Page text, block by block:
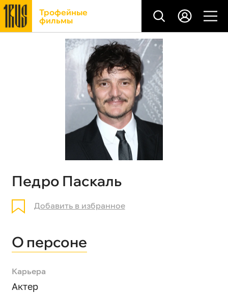
Трофейные
фильмы
Педро Паскаль
Добавить в избранное
О персоне
Карьера
Актер